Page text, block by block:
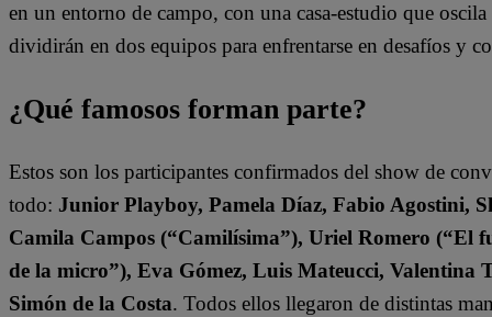
en un entorno de campo, con una casa-estudio que
dividirán en dos equipos para enfrentarse en desafíos y
¿Qué famosos forman parte?
Estos son los participantes confirmados del show de
todo: Junior Playboy, Pamela Díaz, Fabio Agostini,
Camila Campos (“Camilísima”), Uriel Romero (“El
de la micro”), Eva Gómez, Luis Mateucci, Valentina
Simón de la Costa. Todos ellos llegaron de distintas